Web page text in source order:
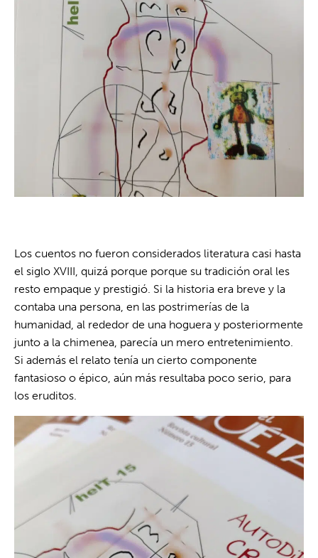
Los cuentos no fueron considerados literatura casi hasta
el siglo XVIII, quizá porque porque su tradición oral les
resto empaque y prestigió. Si la historia era breve y la
contaba una persona, en las postrimerías de la
humanidad, al rededor de una hoguera y posteriormente
junto a la chimenea, parecía un mero entretenimiento.
Si además el relato tenía un cierto componente
fantasioso o épico, aún más resultaba poco serio, para
los eruditos.